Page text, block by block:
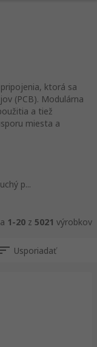
ktorá sa
(PCB). Modulárna
a tiež
miesta a
p...
1-20 z 5021 výrobkov
Usporiadať